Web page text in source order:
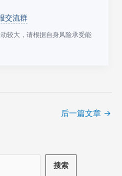
交流群
较大，请根据自身风险承受能
后一篇文章 →
搜索